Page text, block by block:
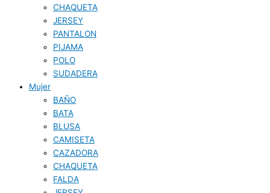
CHAQUETA
JERSEY
PANTALON
PIJAMA
POLO
SUDADERA
Mujer
BAÑO
BATA
BLUSA
CAMISETA
CAZADORA
CHAQUETA
FALDA